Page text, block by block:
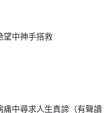
望中神手搭救
痛中尋求人生真諦（有聲讀